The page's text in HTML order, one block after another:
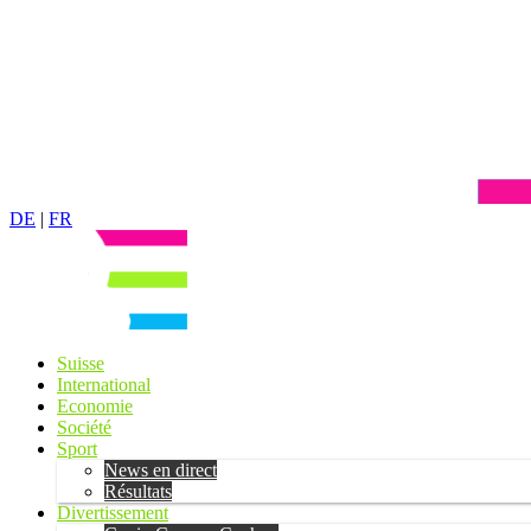
DE | FR
Suisse
International
Economie
Société
Sport
News en direct
Résultats
Divertissement